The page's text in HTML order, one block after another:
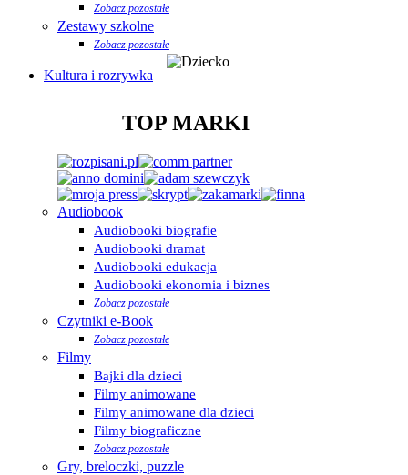
Zobacz pozostałe
Zestawy szkolne
Zobacz pozostałe
Kultura i rozrywka
TOP MARKI
Audiobook
Audiobooki biografie
Audiobooki dramat
Audiobooki edukacja
Audiobooki ekonomia i biznes
Zobacz pozostałe
Czytniki e-Book
Zobacz pozostałe
Filmy
Bajki dla dzieci
Filmy animowane
Filmy animowane dla dzieci
Filmy biograficzne
Zobacz pozostałe
Gry, breloczki, puzzle